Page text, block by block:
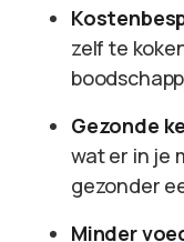
zelf te
Gezonde
wat er in je
gezonder
Minder